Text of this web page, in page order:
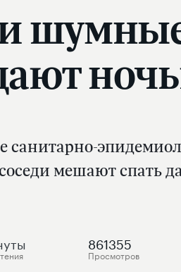
соседи мешают
861355
Просмотров